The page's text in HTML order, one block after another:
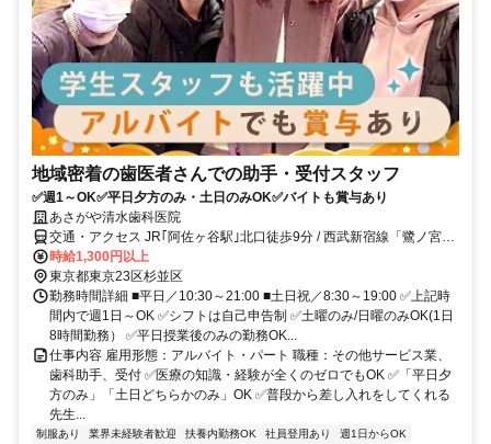
地域密着の歯医者さんでの助手・受付スタッフ
✅週1～OK✅平日夕方のみ・土日のみOK✅バイトも賞与あり
あさがや清水歯科医院
交通・アクセス JR｢阿佐ヶ谷駅｣北口徒歩9分 / 西武新宿線「鷺ノ宮
駅」徒歩16分 ※中杉通り沿い
時給1,300円以上
東京都東京23区杉並区
勤務時間詳細 ■平日／10:30～21:00 ■土日祝／8:30～19:00 ✅上記時
間内で週1日～OK ✅シフトは自己申告制 ✅土曜のみ/日曜のみOK(1日
8時間勤務） ✅平日授業後のみの勤務OK...
仕事内容 雇用形態：アルバイト・パート 職種：その他サービス業、
歯科助手、受付 ✅医療の知識・経験が全くのゼロでもOK ✅「平日夕
方のみ」「土日どちらかのみ」OK ✅普段から差し入れをしてくれる
先生...
制服あり 業界未経験者歓迎 扶養内勤務OK 社員登用あり
週1日からOK